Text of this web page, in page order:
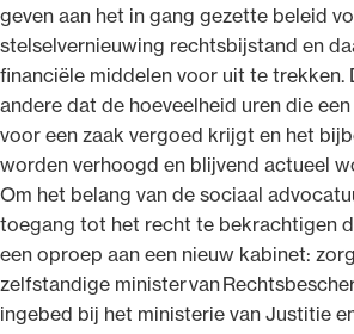
geven aan het in gang gezette beleid
stelselvernieuwing rechtsbijstand en
financiële middelen voor uit te trekken.
andere dat de hoeveelheid uren die
voor een zaak vergoed krijgt en het
worden verhoogd en blijvend actueel
Om het belang van de sociaal
toegang tot het recht te bekrachtigen
een oproep aan een nieuw kabinet:
zelfstandige minister van
ingebed bij het ministerie van Justitie
Ondersteuning voor advocaten
beroepsuitoefening: van de
het rechtsgebiedenregister en
geheimhoudernummers.